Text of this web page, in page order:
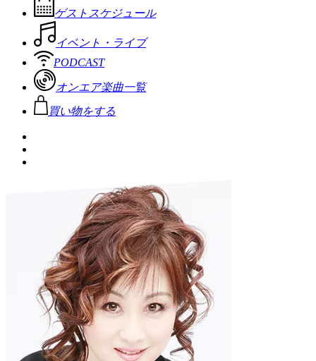
ゲストスケジュール
イベント・ライブ
PODCAST
オンエア楽曲一覧
買い物をする